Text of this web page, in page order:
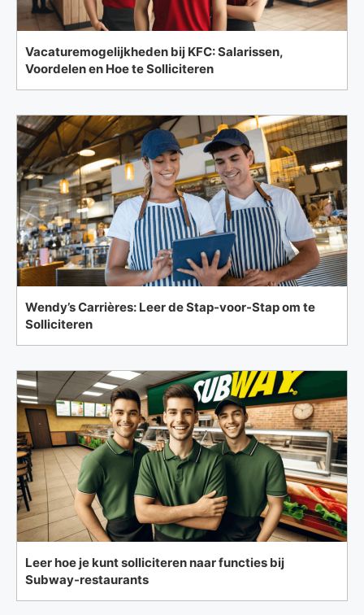
Vacaturemogelijkheden bij KFC: Salarissen,
Voordelen en Hoe te Solliciteren
Wendy’s Carrières: Leer de Stap-voor-Stap om te
Solliciteren
Leer hoe je kunt solliciteren naar functies bij
Subway-restaurants